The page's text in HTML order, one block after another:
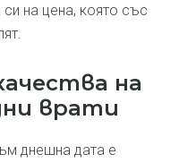
на цена, която със
на
врати
днешна дата е